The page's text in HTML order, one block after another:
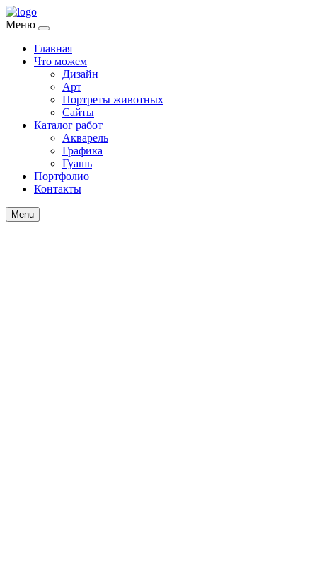
Меню
Главная
Что можем
Дизайн
Арт
Портреты животных
Сайты
Каталог работ
Акварель
Графика
Гуашь
Портфолио
Контакты
Menu